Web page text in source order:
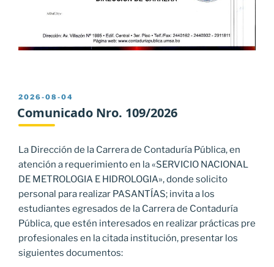
PUBLICADO
EL
2026-08-04
Comunicado Nro. 109/2026
La Dirección de la Carrera de Contaduría Pública, en
atención a requerimiento en la «SERVICIO NACIONAL
DE METROLOGIA E HIDROLOGIA», donde solicito
personal para realizar PASANTÍAS; invita a los
estudiantes egresados de la Carrera de Contaduría
Pública, que estén interesados en realizar prácticas pre
profesionales en la citada institución, presentar los
siguientes documentos: